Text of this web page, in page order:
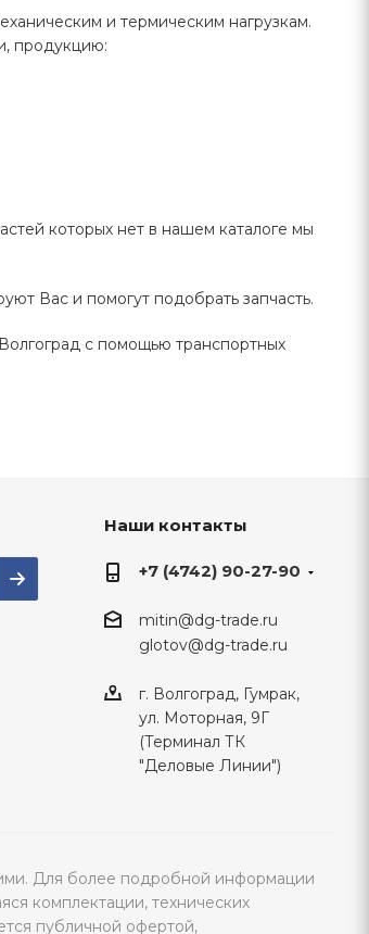
и термическим нагрузкам.
продукцию:
которых нет в нашем каталоге мы
Вас и помогут подобрать запчасть.
с помощью транспортных
Наши контакты
+7 (4742) 90-27-90
mitin@dg-trade.ru
glotov@dg-trade.ru
г. Волгоград, Гумрак,
ул. Моторная, 9Г
(Терминал ТК
"Деловые Линии")
Для более подробной информации
комплектации, технических
публичной офертой,